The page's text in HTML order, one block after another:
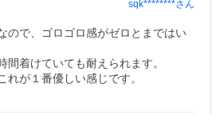
sqk********さん
ので、ゴロゴロ感がゼロとまではい
間着けていても耐えられます。
れが１番優しい感じです。